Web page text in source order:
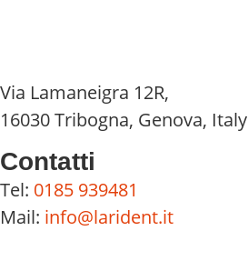
Via Lamaneigra 12R,
16030 Tribogna, Genova, Italy
Contatti
Tel: 0185 939481
Mail: info@larident.it